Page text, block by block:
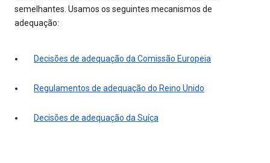
semelhantes. Usamos os seguintes mecanismos de
adequação:
Decisões de adequação da Comissão Europeia
Regulamentos de adequação do Reino Unido
Decisões de adequação da Suíça